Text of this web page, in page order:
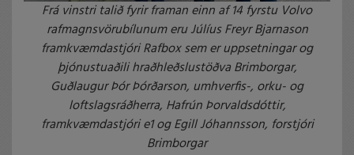
Frá vinstri talið fyrir framan einn af 14 fyrstu Volvo
rafmagnsvörubílunum eru Júlíus Freyr Bjarnason
framkvæmdastjóri Rafbox sem er uppsetningar og
þjónustuaðili hraðhleðslustöðva Brimborgar,
Guðlaugur Þór Þórðarson, umhverfis-, orku- og
loftslagsráðherra, Hafrún Þorvaldsdóttir,
framkvæmdastjóri e1 og Egill Jóhannsson, forstjóri
Brimborgar